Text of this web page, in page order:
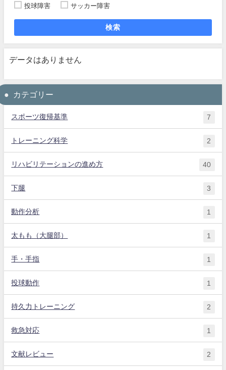
投球障害
サッカー障害
検索
データはありません
カテゴリー
スポーツ復帰基準 7
トレーニング科学 2
リハビリテーションの進め方 40
下腿 3
動作分析 1
太もも（大腿部） 1
手・手指 1
投球動作 1
持久力トレーニング 2
救急対応 1
文献レビュー 2